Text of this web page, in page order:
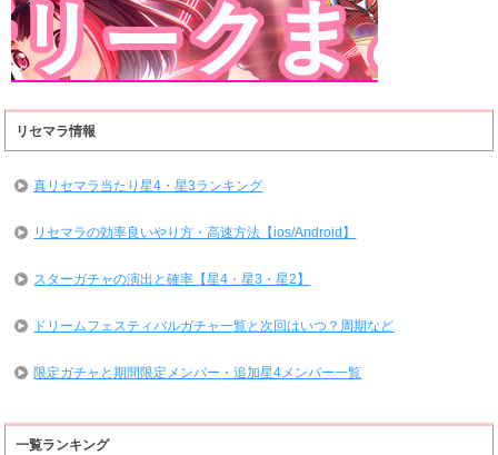
リセマラ情報
真リセマラ当たり星4・星3ランキング
リセマラの効率良いやり方・高速方法【ios/Android】
スターガチャの演出と確率【星4・星3・星2】
ドリームフェスティバルガチャ一覧と次回はいつ？周期など
限定ガチャと期間限定メンバー・追加星4メンバー一覧
一覧ランキング